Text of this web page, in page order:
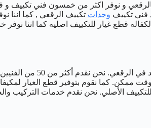
و نوفر اكثر من خمسون فني تكييف
تكييف وحدات تكييف الرقعي , كما اننا
قطع غيار للتكييف اصليه كما اننا نوفر
نحن متخصصون في جميع أعمال
ممكن. كما نقوم بتوفير قطع الغيار
الأصلي. نحن نقدم خدمات التركيب